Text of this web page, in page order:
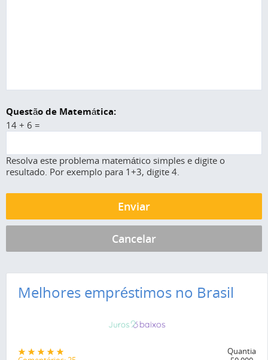
Questão de Matemática:
14 + 6 =
Resolva este problema matemático simples e digite o
resultado. Por exemplo para 1+3, digite 4.
Melhores empréstimos no Brasil
Quantia